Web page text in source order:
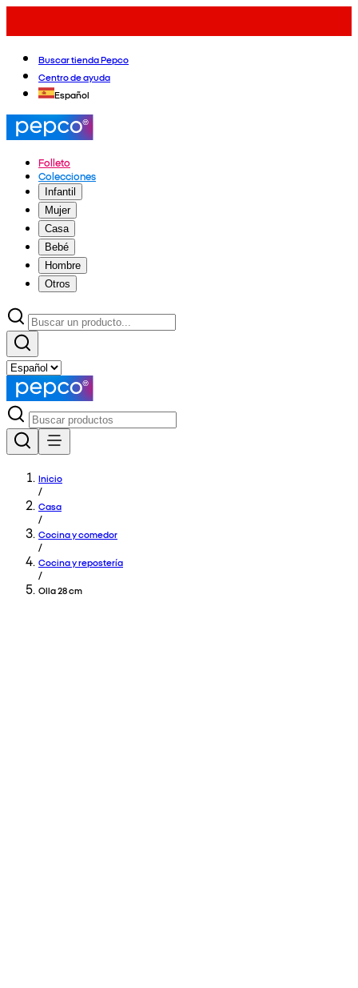
Buscar tienda Pepco
Centro de ayuda
Español
Folleto
Colecciones
Infantil
Mujer
Casa
Bebé
Hombre
Otros
Inicio
/
Casa
/
Cocina y comedor
/
Cocina y repostería
/
Olla 28 cm